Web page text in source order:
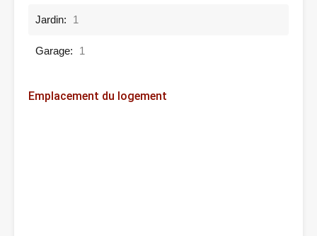
Jardin: 1
Garage: 1
Emplacement du logement